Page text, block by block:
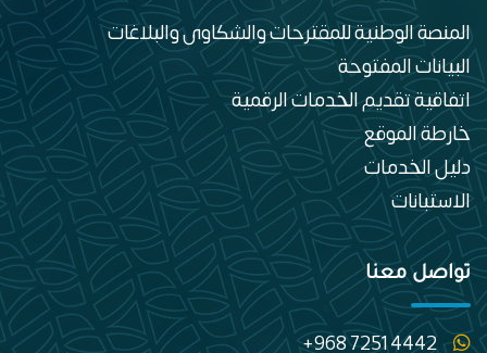
المنصة الوطنية للمقترحات والشكاوى والبلاغات
البيانات المفتوحة
اتفاقية تقديم الخدمات الرقمية
خارطة الموقع
دليل الخدمات
الاستبانات
تواصل معنا
+968 7251 4442